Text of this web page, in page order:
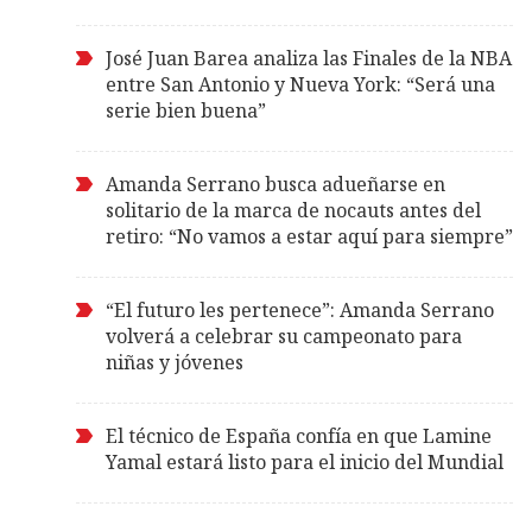
José Juan Barea analiza las Finales de la NBA
entre San Antonio y Nueva York: “Será una
serie bien buena”
Amanda Serrano busca adueñarse en
solitario de la marca de nocauts antes del
retiro: “No vamos a estar aquí para siempre”
“El futuro les pertenece”: Amanda Serrano
volverá a celebrar su campeonato para
niñas y jóvenes
El técnico de España confía en que Lamine
Yamal estará listo para el inicio del Mundial